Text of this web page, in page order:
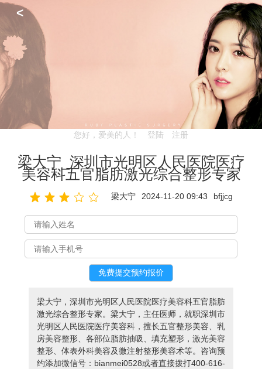
<
您好，爱美的人！ 登陆 注册
梁大宁_深圳市光明区人民医院医疗
美容科五官脂肪激光综合整形专家
梁大宁 2024-11-20 09:43 bfjjcg
梁大宁，深圳市光明区人民医院医疗美容科五官脂肪
激光综合整形专家。梁大宁，主任医师，就职深圳市
光明区人民医院医疗美容科，擅长五官整形美容、乳
房美容整形、各部位脂肪抽吸、填充塑形，激光美容
整形、体表外科美容及微注射整形美容术等。咨询预
约添加微信号：bianmei0528或者直接拨打400-616-